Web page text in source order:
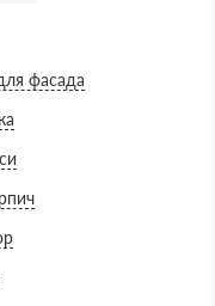
фасада